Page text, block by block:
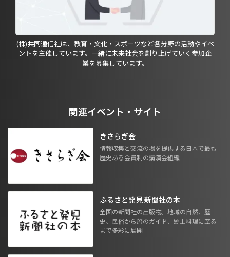
(株)共同通信社は、教育・文化・スポーツなど各分野の活動やイベ
ントを主催しています。一緒に未来社会を創り上げていく参加企
業を募集しています。
関連イベント・サイト
きさらぎ会
情報収集と交流の場を提供する日本で最も
歴史ある会員制の講演会組織
ふるさと発見 新聞社の本
全国の新聞社の出版物。地域の自然、歴
史、民俗から旅のガイド、郷土料理に至る
まで多彩に展開